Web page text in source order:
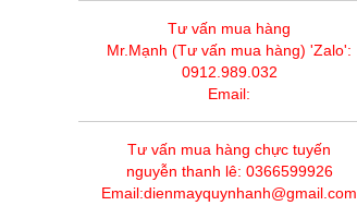
Tư vấn mua hàng
Mr.Mạnh (Tư vấn mua hàng) 'Zalo':
0912.989.032
Email:
Tư vấn mua hàng chực tuyến
nguyễn thanh lê: 0366599926
Email:dienmayquynhanh@gmail.com